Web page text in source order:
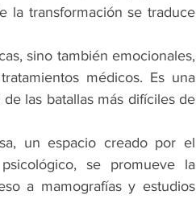
la transformación se traduce
sino también emocionales,
médicos. Es una
las batallas más difíciles de
un espacio creado por el
se promueve la
a mamografías y estudios